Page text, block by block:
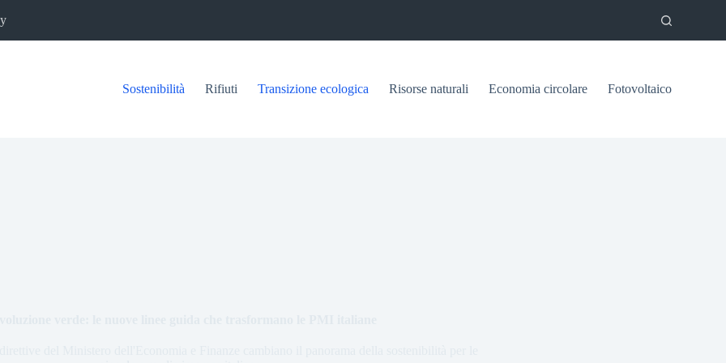
Sostenibilità Rifiuti Transizione ecologica Risorse naturali Economia circolare Fotovoltaico